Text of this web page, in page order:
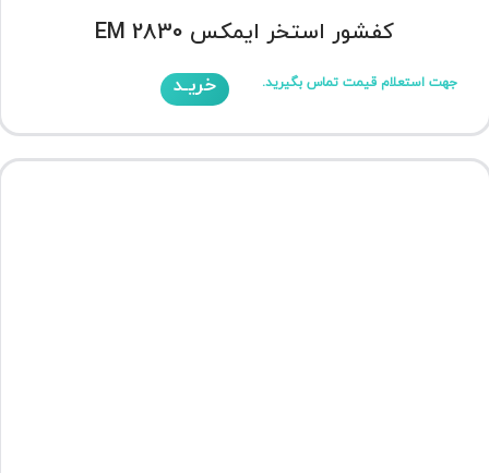
کفشور استخر ایمکس EM 2830
جهت استعلام قیمت تماس بگیرید. خریـد